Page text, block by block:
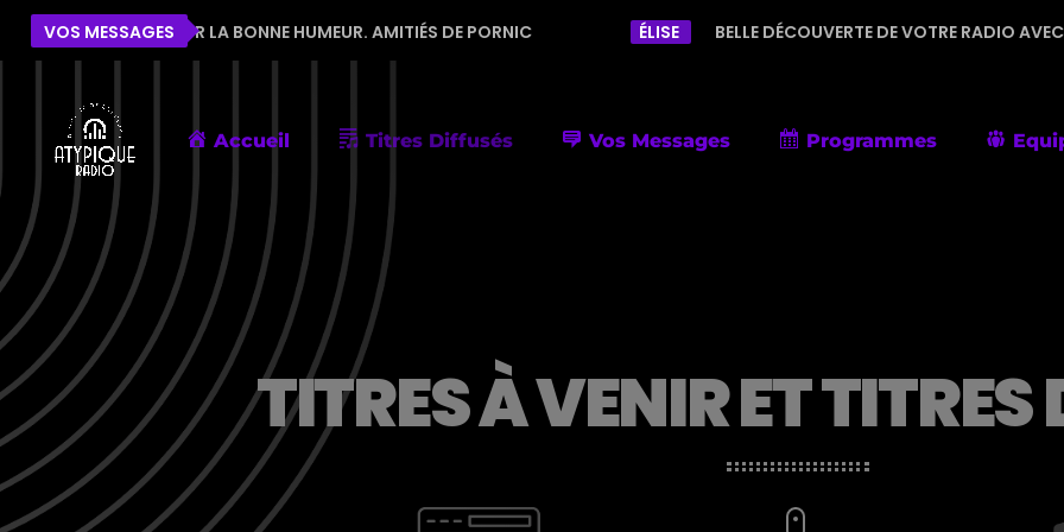
VOS MESSAGES
BONNE HUMEUR. AMITIÉS DE PORNIC ÉLISE BELLE DÉCOUVERTE DE VOTRE RADIO AVEC UNE
Accueil Titres Diffusés Vos Messages Programmes
TITRES À VENIR ET TITRES